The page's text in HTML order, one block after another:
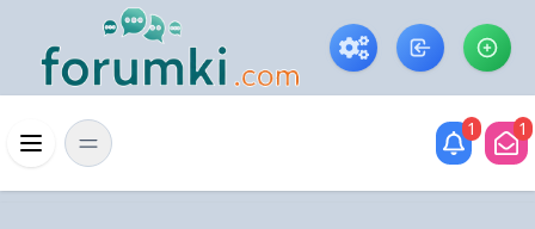
Skip to main content
Menü
1 1